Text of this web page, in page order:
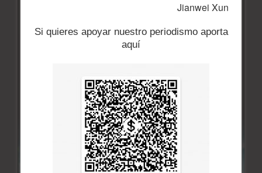
Jianwei Xun
Si quieres apoyar nuestro periodismo aporta
aquí